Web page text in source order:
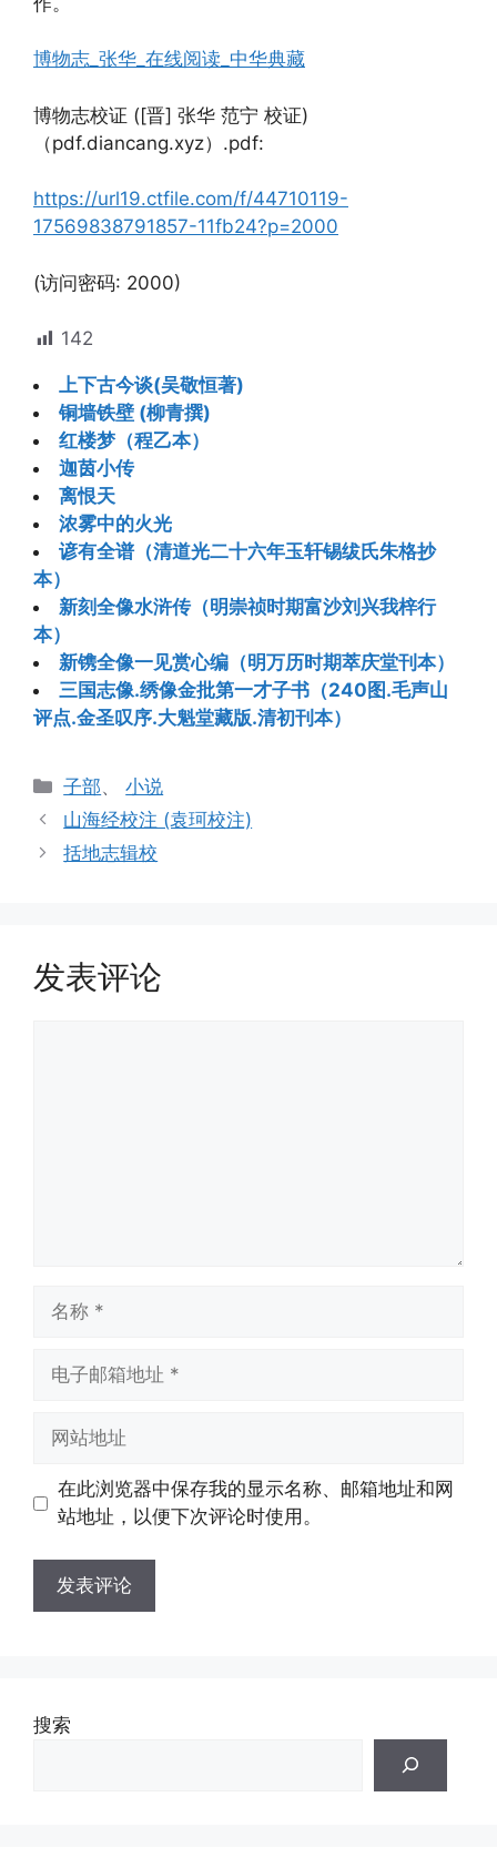
博物志_张华_在线阅读_中华典藏
博物志校证 ([晋] 张华 范宁 校证)
（pdf.diancang.xyz）.pdf:
https://url19.ctfile.com/f/44710119-
17569838791857-11fb24?p=2000
(访问密码: 2000)
142
上下古今谈(吴敬恒著)
铜墙铁壁 (柳青撰)
红楼梦（程乙本）
迦茵小传
离恨天
浓雾中的火光
谚有全谱（清道光二十六年玉轩锡绂氏朱格抄
本）
新刻全像水浒传（明崇祯时期富沙刘兴我梓行
本）
新镌全像一见赏心编（明万历时期萃庆堂刊本）
三国志像.绣像金批第一才子书（240图.毛声山
评点.金圣叹序.大魁堂藏版.清初刊本）
分
类
子部、小说
山海经校注 (袁珂校注)
括地志辑校
发表评论
址
址
在此浏览器中保存我的显示名称、邮箱地址和网
站地址，以便下次评论时使用。
搜索